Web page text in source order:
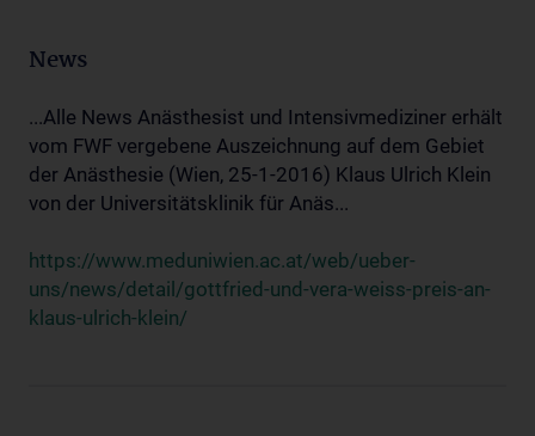
News
...Alle News Anästhesist und Intensivmediziner erhält
vom FWF vergebene Auszeichnung auf dem Gebiet
der Anästhesie (Wien, 25-1-2016) Klaus Ulrich Klein
von der Universitätsklinik für Anäs...
https://www.meduniwien.ac.at/web/ueber-
uns/news/detail/gottfried-und-vera-weiss-preis-an-
klaus-ulrich-klein/